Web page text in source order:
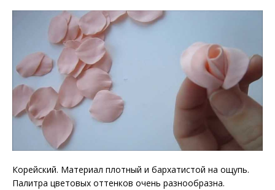
Корейский. Материал плотный и бархатистой на ощупь.
Палитра цветовых оттенков очень разнообразна.